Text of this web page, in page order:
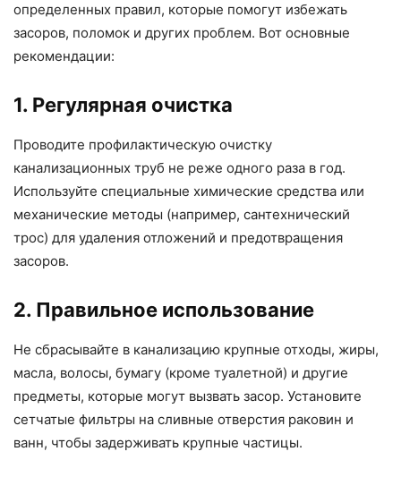
определенных правил, которые помогут избежать
засоров, поломок и других проблем. Вот основные
рекомендации:
1. Регулярная очистка
Проводите профилактическую очистку
канализационных труб не реже одного раза в год.
Используйте специальные химические средства или
механические методы (например, сантехнический
трос) для удаления отложений и предотвращения
засоров.
2. Правильное использование
Не сбрасывайте в канализацию крупные отходы, жиры,
масла, волосы, бумагу (кроме туалетной) и другие
предметы, которые могут вызвать засор. Установите
сетчатые фильтры на сливные отверстия раковин и
ванн, чтобы задерживать крупные частицы.